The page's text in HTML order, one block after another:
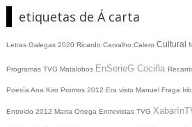
etiquetas de Á carta
Letras Galegas 2020 Ricardo Carvalho Calero Cultural
Programas TVG Matalobos EnSerieG Cociña
Poesía Ana Kiro Promos 2012 Era visto Manuel Fraga
Entroido 2012 Marta Ortega Entrevistas TVG